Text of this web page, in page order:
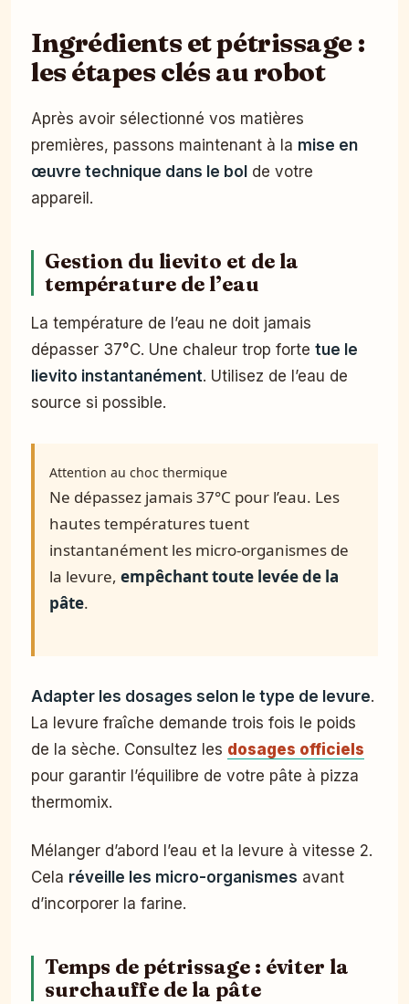
Ingrédients et pétrissage :
les étapes clés au robot
Après avoir sélectionné vos matières
premières, passons maintenant à la mise en
œuvre technique dans le bol de votre
appareil.
Gestion du lievito et de la
température de l’eau
La température de l’eau ne doit jamais
dépasser 37°C. Une chaleur trop forte tue le
lievito instantanément. Utilisez de l’eau de
source si possible.
Attention au choc thermique
Ne dépassez jamais 37°C pour l’eau. Les
hautes températures tuent
instantanément les micro-organismes de
la levure, empêchant toute levée de la
pâte.
Adapter les dosages selon le type de levure.
La levure fraîche demande trois fois le poids
de la sèche. Consultez les dosages officiels
pour garantir l’équilibre de votre pâte à pizza
thermomix.
Mélanger d’abord l’eau et la levure à vitesse 2.
Cela réveille les micro-organismes avant
d’incorporer la farine.
Temps de pétrissage : éviter la
surchauffe de la pâte